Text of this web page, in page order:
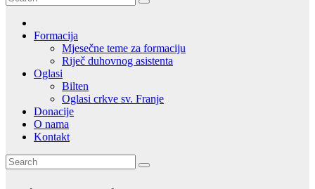
Formacija
Mjesečne teme za formaciju
Riječ duhovnog asistenta
Oglasi
Bilten
Oglasi crkve sv. Franje
Donacije
O nama
Kontakt